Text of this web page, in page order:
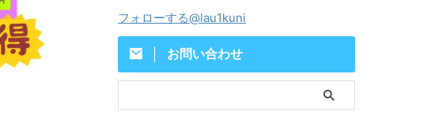
フォローする@lau1kuni
お問い合わせ